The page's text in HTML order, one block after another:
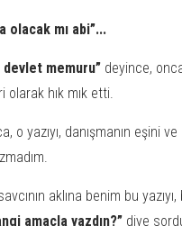
olacak mı abi”...
devlet memuru” deyince,
olarak hık mık etti.
o yazıyı, danışmanın
aklına benim bu
amaçla yazdın?” diye